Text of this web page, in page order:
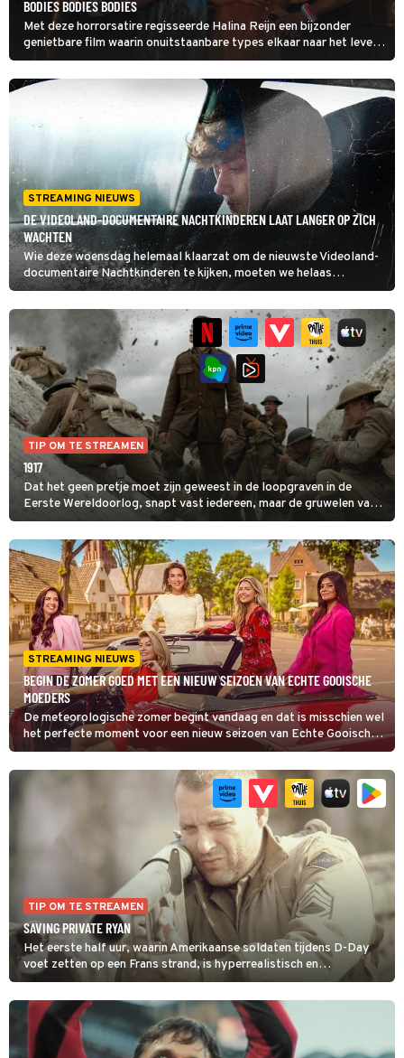
BODIES BODIES BODIES
Met deze horrorsatire regisseerde Halina Reijn een bijzonder
genietbare film waarin onuitstaanbare types elkaar naar het leven
staan. De onhebbelijkheden van de Instagramgeneratie worden
genadeloos op de hak genomen en er wordt heerlijk geacteerd,
met name door Rachel Sennott (Shiva Baby) en Pete Davidson
(Bupkis). Helaas moet die laatste al snel afhaken.
STREAMING NIEUWS
DE VIDEOLAND-DOCUMENTAIRE NACHTKINDEREN LAAT LANGER OP ZICH
WACHTEN
Wie deze woensdag helemaal klaarzat om de nieuwste Videoland-
documentaire Nachtkinderen te kijken, moeten we helaas
teleurstellen: de documentaire laat langer op zich wachten.
TIP OM TE STREAMEN
1917
Dat het geen pretje moet zijn geweest in de loopgraven in de
Eerste Wereldoorlog, snapt vast iedereen, maar de gruwelen van
die oorlog worden bijna voelbaar in deze film van regisseur Sam
Mendes die bijna helemaal in een shot is opgenomen. Een
ongelooflijke prestatie die een ongelooflijke indrukwekkende film
oplevert.
STREAMING NIEUWS
BEGIN DE ZOMER GOED MET EEN NIEUW SEIZOEN VAN ECHTE GOOISCHE
MOEDERS
De meteorologische zomer begint vandaag en dat is misschien wel
het perfecte moment voor een nieuw seizoen van Echte Gooische
Moeders.
TIP OM TE STREAMEN
SAVING PRIVATE RYAN
Het eerste half uur, waarin Amerikaanse soldaten tijdens D-Day
voet zetten op een Frans strand, is hyperrealistisch en
onvergetelijk. De kogels, gesneuvelde militairen en afgerukte
ledematen vliegen je om de oren. Alleen daarom al zou iedereen
Saving Private Ryan moeten zien. Daarna volgt een epische
zoektocht die uitmondt in een einde waarbij je wel een hart van
steen moet hebben om niet tranen met tuiten te huilen.